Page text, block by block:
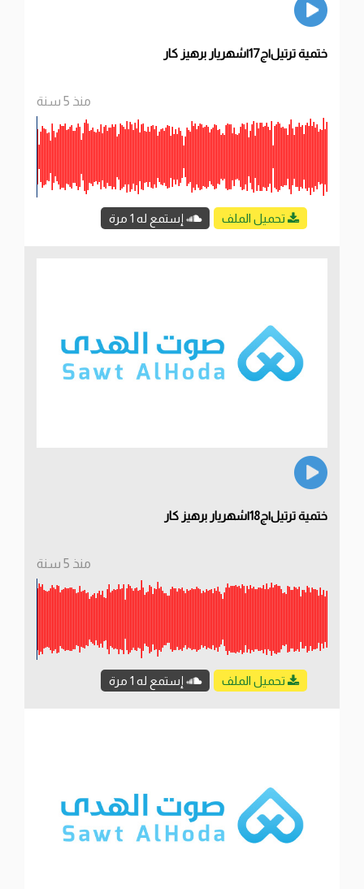
ختمية ترتيل|ج17|شهريار برهيز كار
منذ 5 سنة
تحميل الملف إستمع له 1 مرة
ختمية ترتيل|ج18|شهريار برهيز كار
منذ 5 سنة
تحميل الملف إستمع له 1 مرة